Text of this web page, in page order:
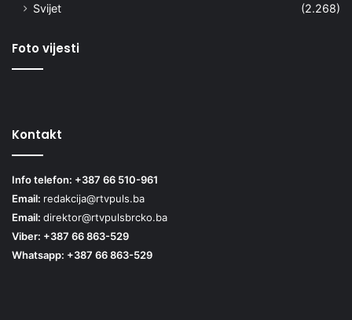
Svijet
(2.268)
Foto vijesti
Kontakt
Info telefon: +387 66 510-961
Email: redakcija@rtvpuls.ba
Email: direktor@rtvpulsbrcko.ba
Viber: +387 66 863-529
Whatsapp: +387 66 863-529